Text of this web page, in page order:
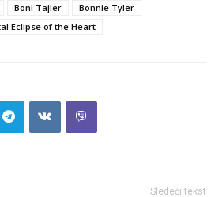
Boni Tajler
Bonnie Tyler
Eclipse of the Heart
Sledeći tekst